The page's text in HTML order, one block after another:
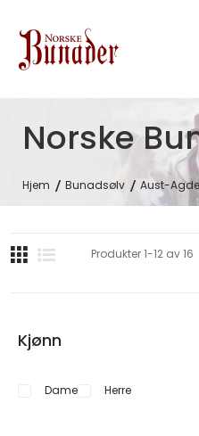
Norske
Hjem Bunadsølv Aust-
Kjønn
Dame Herre
Produkter1-12av16